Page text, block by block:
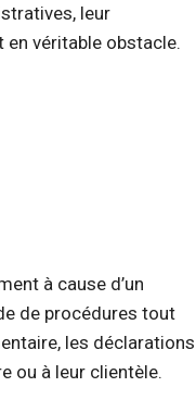
leur
véritable obstacle.
à cause d’un
de procédures tout
les déclarations
ou à leur clientèle.